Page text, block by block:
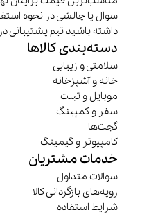
سوال یا چالشی در نحوه
داشته باشید تیم پشتیبانی
دسته‌بندی کالاها
سلامتی و زیبایی
خانه و آشپزخانه
موبایل و تبلت
سفر و کمپینگ
گجت‌ها
کامپیوتر و گیمینگ
خدمات مشتریان
سوالات متداول
رویه‌های بازگردانی کالا
شرایط استفاده